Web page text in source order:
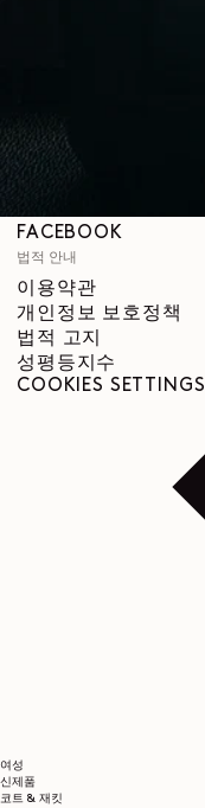
여성
신제품
코트 & 재킷
SNS
INSTAGRAM
RED
FACEBOOK
법적 안내
이용약관
개인정보 보호정책
법적 고지
성평등지수
COOKIES SETTINGS